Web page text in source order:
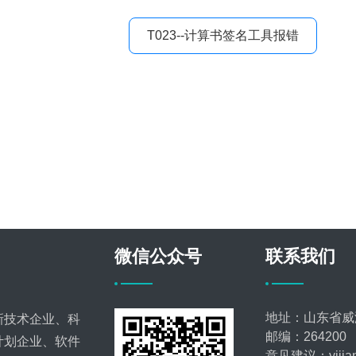
T023--计算书签名工具报错
技术企业、科
划企业、软件
微信公众号 联系我们
地址：山东省
邮编：264200